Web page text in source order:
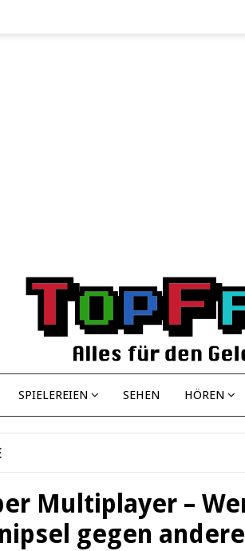
SPIELEREIEN SEHEN HÖREN
Multiplayer –
gegen andere